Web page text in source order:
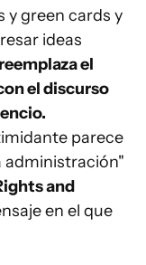
y green cards y
ideas
el
el discurso
parece
administración"
and
en el que